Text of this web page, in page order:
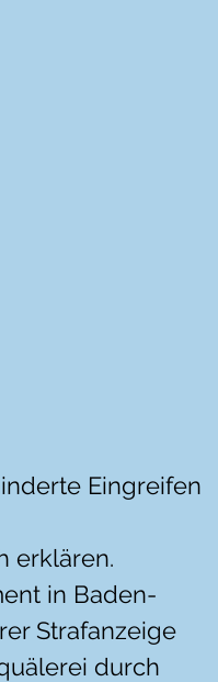
Eingreifen
erklären.
in Baden-
Strafanzeige
durch